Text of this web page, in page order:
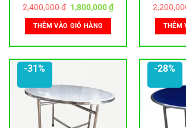
2,400,000₫ Giá
gốc
là:
2,400,000 ₫.
1,800,000₫Giá
hiện
1,800,000 ₫.
THÊM VÀO GIỎ HÀNG THÊM
-31% -28%